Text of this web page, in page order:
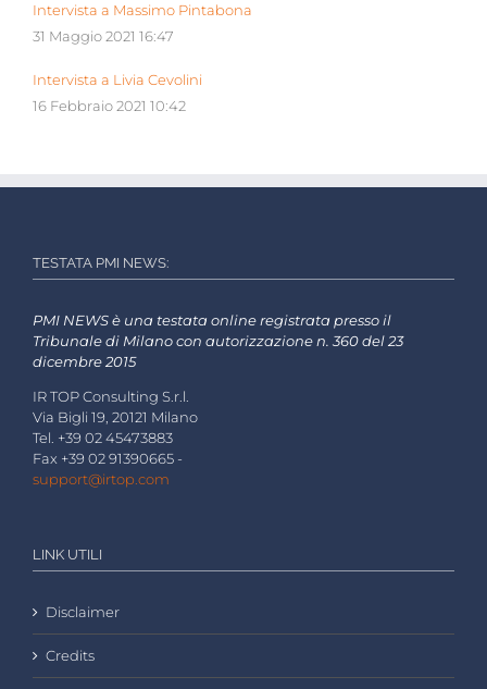
Intervista a Massimo Pintabona
31 Maggio 2021 16:47
Intervista a Livia Cevolini
16 Febbraio 2021 10:42
TESTATA PMI NEWS:
PMI NEWS è una testata online registrata presso il
Tribunale di Milano con autorizzazione n. 360 del 23
dicembre 2015
IR TOP Consulting S.r.l.
Via Bigli 19, 20121 Milano
Tel. +39 02 45473883
Fax +39 02 91390665 -
support@irtop.com
LINK UTILI
Disclaimer
Credits